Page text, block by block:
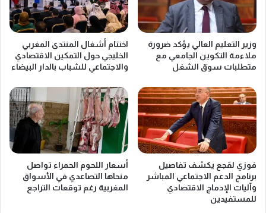
وزير التعليم العالي يؤكد ضرورة
ملاءمة التكوين الجامعي مع
متطلبات سوق الشغل
اختتام أشغال المنتدى المغربي
الخليجي حول التمكين الاقتصادي
والاجتماعي للشباب بالدار البيضاء
فوزي لقجع يكشف تفاصيل
برنامج الدعم الاجتماعي المباشر
وآليات الإدماج الاقتصادي
للمستفيدين
أسعار اللحوم الحمراء تواصل
منحاها التصاعدي في الأسواق
المغربية رغم توقعات التراجع